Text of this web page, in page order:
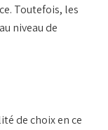
Toutefois, les
niveau de
de choix en ce